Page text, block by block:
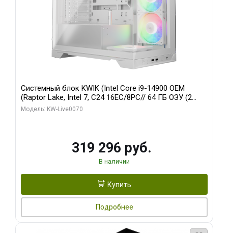
Системный блок KWIK (Intel Core i9-14900 OEM
(Raptor Lake, Intel 7, C24 16EC/8PC// 64 ГБ ОЗУ (2
модуля)/ Gigabyte RTX5080 XTREME WATERFORCE
Модель: KW-Live0070
319 296 руб.
В наличии
Купить
Подробнее